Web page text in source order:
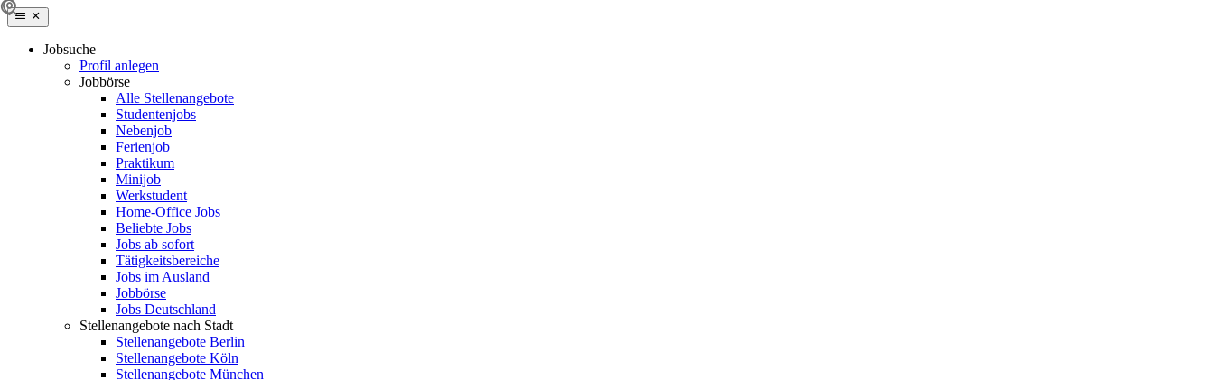
Jobsuche
Profil anlegen
Jobbörse
Alle Stellenangebote
Studentenjobs
Nebenjob
Ferienjob
Praktikum
Minijob
Werkstudent
Home-Office Jobs
Beliebte Jobs
Jobs ab sofort
Tätigkeitsbereiche
Jobs im Ausland
Jobbörse
Jobs Deutschland
Stellenangebote nach Stadt
Stellenangebote Berlin
Stellenangebote Köln
Stellenangebote München